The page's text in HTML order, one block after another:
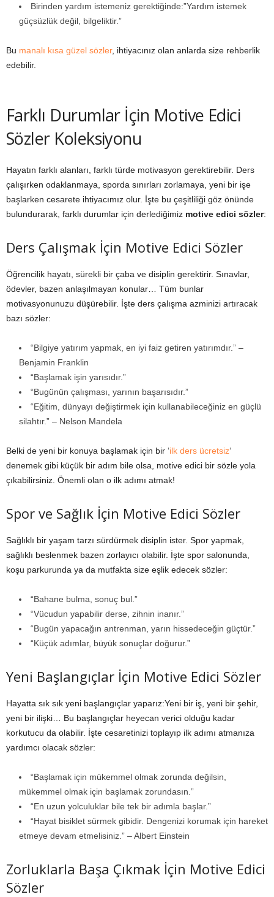
Birinden yardım istemeniz gerektiğinde:”Yardım istemek
güçsüzlük değil, bilgeliktir.”
Bu manalı kısa güzel sözler, ihtiyacınız olan anlarda size rehberlik
edebilir.
Farklı Durumlar İçin Motive Edici
Sözler Koleksiyonu
Hayatın farklı alanları, farklı türde motivasyon gerektirebilir. Ders
çalışırken odaklanmaya, sporda sınırları zorlamaya, yeni bir işe
başlarken cesarete ihtiyacımız olur. İşte bu çeşitliliği göz önünde
bulundurarak, farklı durumlar için derlediğimiz motive edici sözler:
Ders Çalışmak İçin Motive Edici Sözler
Öğrencilik hayatı, sürekli bir çaba ve disiplin gerektirir. Sınavlar,
ödevler, bazen anlaşılmayan konular… Tüm bunlar
motivasyonunuzu düşürebilir. İşte ders çalışma azminizi artıracak
bazı sözler:
“Bilgiye yatırım yapmak, en iyi faiz getiren yatırımdır.” –
Benjamin Franklin
“Başlamak işin yarısıdır.”
“Bugünün çalışması, yarının başarısıdır.”
“Eğitim, dünyayı değiştirmek için kullanabileceğiniz en güçlü
silahtır.” – Nelson Mandela
Belki de yeni bir konuya başlamak için bir ‘ilk ders ücretsiz‘
denemek gibi küçük bir adım bile olsa, motive edici bir sözle yola
çıkabilirsiniz. Önemli olan o ilk adımı atmak!
Spor ve Sağlık İçin Motive Edici Sözler
Sağlıklı bir yaşam tarzı sürdürmek disiplin ister. Spor yapmak,
sağlıklı beslenmek bazen zorlayıcı olabilir. İşte spor salonunda,
koşu parkurunda ya da mutfakta size eşlik edecek sözler:
“Bahane bulma, sonuç bul.”
“Vücudun yapabilir derse, zihnin inanır.”
“Bugün yapacağın antrenman, yarın hissedeceğin güçtür.”
“Küçük adımlar, büyük sonuçlar doğurur.”
Yeni Başlangıçlar İçin Motive Edici Sözler
Hayatta sık sık yeni başlangıçlar yaparız:Yeni bir iş, yeni bir şehir,
yeni bir ilişki… Bu başlangıçlar heyecan verici olduğu kadar
korkutucu da olabilir. İşte cesaretinizi toplayıp ilk adımı atmanıza
yardımcı olacak sözler:
“Başlamak için mükemmel olmak zorunda değilsin,
mükemmel olmak için başlamak zorundasın.”
“En uzun yolculuklar bile tek bir adımla başlar.”
“Hayat bisiklet sürmek gibidir. Dengenizi korumak için hareket
etmeye devam etmelisiniz.” – Albert Einstein
Zorluklarla Başa Çıkmak İçin Motive Edici
Sözler